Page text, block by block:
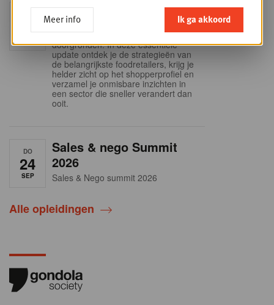
15
Into Retail - Sold out
Mis deze unieke kans niet om het
Belgische retaillandschap volledig te
doorgronden. In deze essentiële
update ontdek je de strategieën van
de belangrijkste foodretailers, krijg je
helder zicht op het shopperprofiel en
verzamel je onmisbare inzichten in
een sector die sneller verandert dan
ooit.
DO
24
SEP
Sales & nego Summit
2026
Sales & Nego summit 2026
Alle opleidingen
Meer info Ik ga akkoord